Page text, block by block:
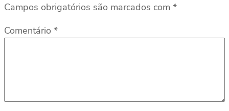
Campos obrigatórios são marcados com *
Comentário *